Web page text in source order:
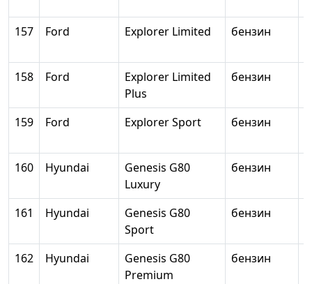
157 Ford Explorer Limited бензин
158 Ford
Explorer Limited
Plus
бензин
159 Ford Explorer Sport бензин
160 Hyundai
Genesis G80
Luxury
бензин
161 Hyundai
Genesis G80
Sport
бензин
162 Hyundai
Genesis G80
Premium
бензин